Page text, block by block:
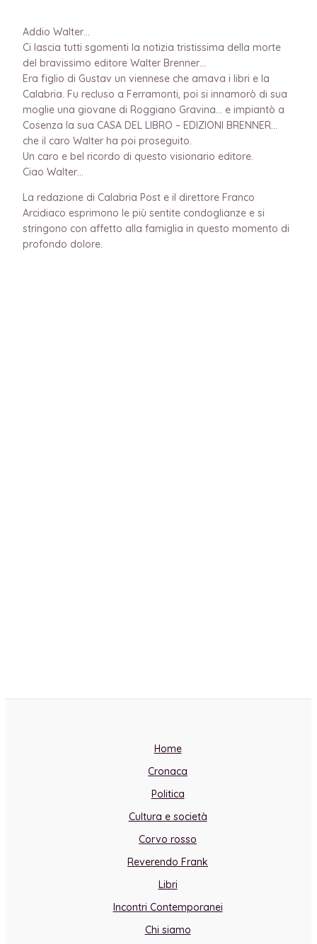
Addio Walter…
Ci lascia tutti sgomenti la notizia tristissima della morte
del bravissimo editore Walter Brenner…
Era figlio di Gustav un viennese che amava i libri e la
Calabria. Fu recluso a Ferramonti, poi si innamorò di sua
moglie una giovane di Roggiano Gravina… e impiantò a
Cosenza la sua CASA DEL LIBRO – EDIZIONI BRENNER…
che il caro Walter ha poi proseguito.
Un caro e bel ricordo di questo visionario editore.
Ciao Walter…
La redazione di Calabria Post e il direttore Franco
Arcidiaco esprimono le più sentite condoglianze e si
stringono con affetto alla famiglia in questo momento di
profondo dolore.
Home
Cronaca
Politica
Cultura e società
Corvo rosso
Reverendo Frank
Libri
Incontri Contemporanei
Chi siamo